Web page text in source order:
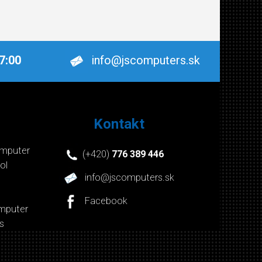
info@jscomputers.sk
Kontakt
(+420) 776 389 446
info@jscomputers.sk
Facebook